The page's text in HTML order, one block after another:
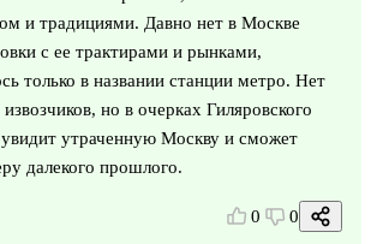
и традициями. Давно нет в Москве
с ее трактирами и рынками,
только в названии станции метро. Нет
но в очерках Гиляровского
утраченную Москву и сможет
далекого прошлого.
0 0